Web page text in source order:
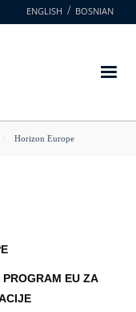
ENGLISH BOSNIAN
Horizon Europe
EU ZA